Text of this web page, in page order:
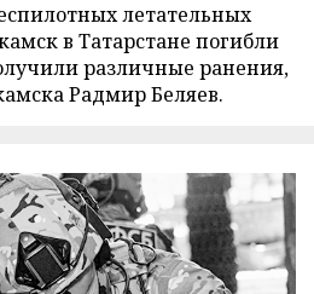
летательных
в Татарстане погибли
различные ранения,
Радмир Беляев.